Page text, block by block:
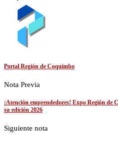
Portal Región de Coquimbo
Nota Previa
¡Atención emprendedores! Expo Región de
su edición 2026
Siguiente nota